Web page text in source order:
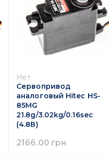
Нет
Сервопривод
аналоговый Hitec HS-
85MG
21.8g/3.02kg/0.16sec
(4.8В)
2166.00 грн